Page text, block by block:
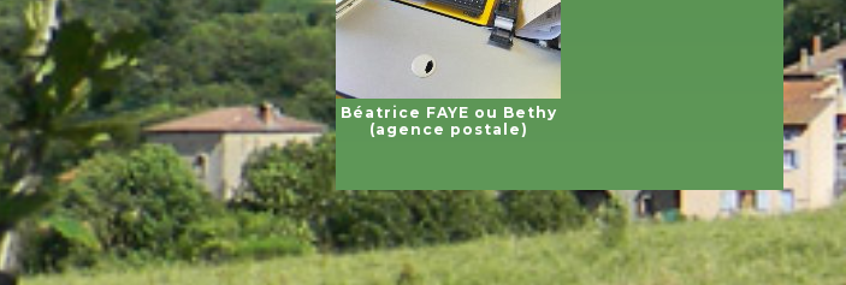
Béatrice FAYE ou Bethy
(agence postale)